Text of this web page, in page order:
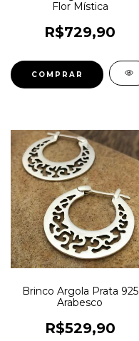
Flor Mística
R$729,90
Brinco Argola Prata 925
Arabesco
R$529,90